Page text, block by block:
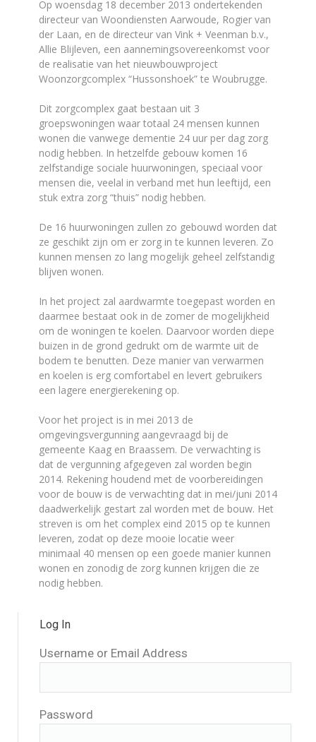
Op woensdag 18 december 2013 ondertekenden
directeur van Woondiensten Aarwoude, Rogier van
der Laan, en de directeur van Vink + Veenman b.v.,
Allie Blijleven, een aannemingsovereenkomst voor
de realisatie van het nieuwbouwproject
Woonzorgcomplex “Hussonshoek” te Woubrugge.
Dit zorgcomplex gaat bestaan uit 3
groepswoningen waar totaal 24 mensen kunnen
wonen die vanwege dementie 24 uur per dag zorg
nodig hebben. In hetzelfde gebouw komen 16
zelfstandige sociale huurwoningen, speciaal voor
mensen die, veelal in verband met hun leeftijd, een
stuk extra zorg “thuis” nodig hebben.
De 16 huurwoningen zullen zo gebouwd worden dat
ze geschikt zijn om er zorg in te kunnen leveren. Zo
kunnen mensen zo lang mogelijk geheel zelfstandig
blijven wonen.
In het project zal aardwarmte toegepast worden en
daarmee bestaat ook in de zomer de mogelijkheid
om de woningen te koelen. Daarvoor worden diepe
buizen in de grond gedrukt om de warmte uit de
bodem te benutten. Deze manier van verwarmen
en koelen is erg comfortabel en levert gebruikers
een lagere energierekening op.
Voor het project is in mei 2013 de
omgevingsvergunning aangevraagd bij de
gemeente Kaag en Braassem. De verwachting is
dat de vergunning afgegeven zal worden begin
2014. Rekening houdend met de voorbereidingen
voor de bouw is de verwachting dat in mei/juni 2014
daadwerkelijk gestart zal worden met de bouw. Het
streven is om het complex eind 2015 op te kunnen
leveren, zodat op deze mooie locatie weer
minimaal 40 mensen op een goede manier kunnen
wonen en zonodig de zorg kunnen krijgen die ze
nodig hebben.
Log In
Username or Email Address
Password